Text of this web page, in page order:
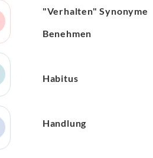
"Verhalten" Synonyme
Benehmen
Habitus
Handlung